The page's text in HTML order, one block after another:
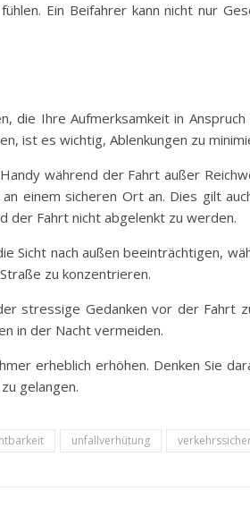
Ein Beifahrer kann nicht nur
die Ihre Aufmerksamkeit in Anspruch
ist es wichtig, Ablenkungen zu
während der Fahrt außer
einem sicheren Ort an. Dies gilt
der Fahrt nicht abgelenkt zu werden.
Sicht nach außen beeinträchtigen,
zu konzentrieren.
stressige Gedanken vor der Fahrt
in der Nacht vermeiden.
erheblich erhöhen. Denken Sie
gelangen.
unfallverhütung